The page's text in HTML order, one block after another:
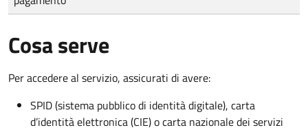
Cosa serve
Per accedere al servizio, assicurati di avere:
SPID (sistema pubblico di identità digitale), carta
d’identità elettronica (CIE) o carta nazionale dei servizi